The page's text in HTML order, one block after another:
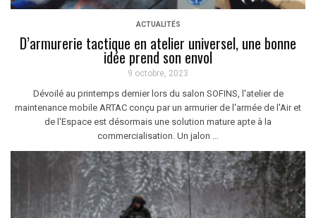
ACTUALITÉS
D’armurerie tactique en atelier universel, une bonne
idée prend son envol
9 octobre, 2023
Dévoilé au printemps dernier lors du salon SOFINS, l'atelier de
maintenance mobile ARTAC conçu par un armurier de l'armée de l'Air et
de l'Espace est désormais une solution mature apte à la
commercialisation. Un jalon ...